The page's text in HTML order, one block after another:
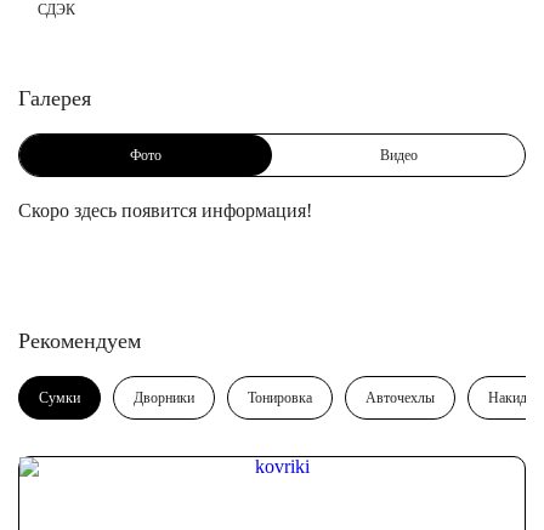
СДЭК
Галерея
Фото Видео
Скоро здесь появится информация!
Рекомендуем
Сумки Дворники Тонировка Авточехлы Накидки